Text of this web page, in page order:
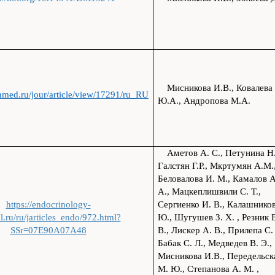
jour/article/view/17291/ru_RU
Мисникова И.В., Ковалева
Ю.А., Андропова М.А.
https://endocrinology-
ru/jarticles_endo/972.html?
SSr=07E90A07A48
Аметов А. С., Петунина
Галстян Г.Р., Мкртумян
Беловалова И. М., Камалов
А., Мацкеплишвили С. Т.,
Сергиенко И. В.,
Ю., Шугушев З. Х. , Резник
В., Лискер А. В., Прилепа
Бабак С. Л., Медведев В. Э.,
Мисникова И.В.,
М. Ю., Степанова А. М. ,